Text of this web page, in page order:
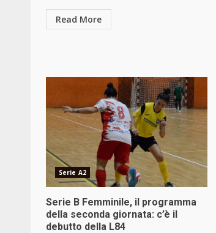
Read More
Serie A2
Serie B Femminile, il programma
della seconda giornata: c’è il
debutto della L84